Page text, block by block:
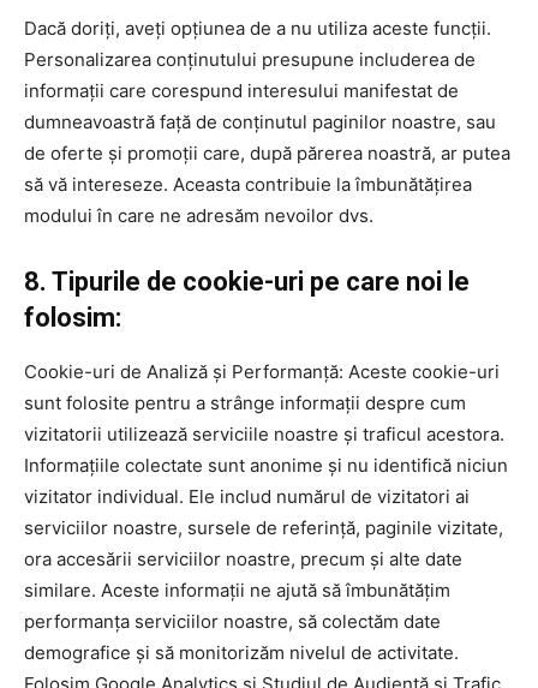
Dacă doriți, aveți opțiunea de a nu utiliza aceste funcții.
Personalizarea conținutului presupune includerea de
informații care corespund interesului manifestat de
dumneavoastră față de conținutul paginilor noastre, sau
de oferte și promoții care, după părerea noastră, ar putea
să vă intereseze. Aceasta contribuie la îmbunătățirea
modului în care ne adresăm nevoilor dvs.
8. Tipurile de cookie-uri pe care noi le
folosim:
Cookie-uri de Analiză și Performanță: Aceste cookie-uri
sunt folosite pentru a strânge informații despre cum
vizitatorii utilizează serviciile noastre și traficul acestora.
Informațiile colectate sunt anonime și nu identifică niciun
vizitator individual. Ele includ numărul de vizitatori ai
serviciilor noastre, sursele de referință, paginile vizitate,
ora accesării serviciilor noastre, precum și alte date
similare. Aceste informații ne ajută să îmbunătățim
performanța serviciilor noastre, să colectăm date
demografice și să monitorizăm nivelul de activitate.